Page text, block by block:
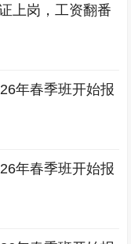
上岗，工资翻番
年春季班开始报
年春季班开始报